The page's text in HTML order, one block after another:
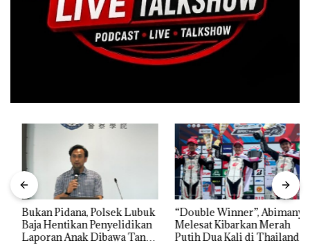
Bukan Pidana, Polsek Lubuk
Baja Hentikan Penyelidikan
Laporan Anak Dibawa Tanpa
“Double Winner”, Abimanyu
Melesat Kibarkan Merah
Putih Dua Kali di Thailand